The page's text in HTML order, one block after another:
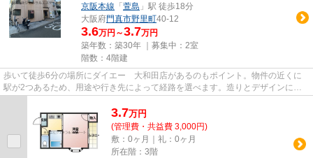
京阪本線 「 萱島 」駅 徒歩18分
大阪府門真市野里町40-12
3.6万円～3.7万円
築年数：築30年 ｜募集中： 2室
階数：4階建
歩いて徒歩6分の場所にダイエー 大和田店があるのもポイント。物件の近くに
駅が2つあるため、用途や行き先によって経路を選べます。造りとデザインに関
3.7万円
(管理費・共益費 3,000円)
敷：0ヶ月｜礼：0ヶ月
所在階：3階